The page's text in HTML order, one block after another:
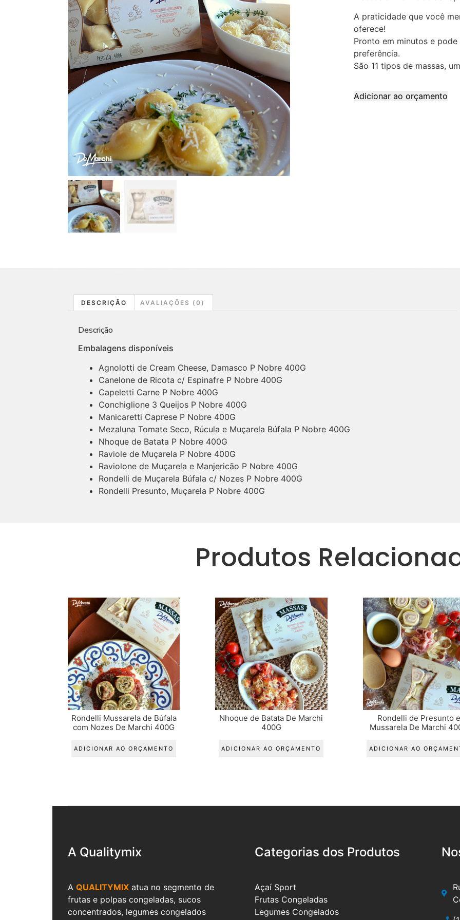
A praticidade que você
oferece!
Pronto em minutos e
preferência.
São 11 tipos de massas,
Adicionar ao orçamento
DESCRIÇÃO AVALIAÇÕES (0)
Descrição
Embalagens disponíveis
Agnolotti de Cream Cheese, Damasco P Nobre 400G
Canelone de Ricota c/ Espinafre P Nobre 400G
Capeletti Carne P Nobre 400G
Conchiglione 3 Queijos P Nobre 400G
Manicaretti Caprese P Nobre 400G
Mezaluna Tomate Seco, Rúcula e Muçarela Búfala P Nobre 400G
Nhoque de Batata P Nobre 400G
Raviole de Muçarela P Nobre 400G
Raviolone de Muçarela e Manjericão P Nobre 400G
Rondelli de Muçarela Búfala c/ Nozes P Nobre 400G
Rondelli Presunto, Muçarela P Nobre 400G
Produtos
Rondelli Mussarela de Búfala
com Nozes De Marchi 400G
ADICIONAR AO ORÇAMENTO
Nhoque de Batata De Marchi
400G
ADICIONAR AO ORÇAMENTO
Rondelli de Presunto e
Mussarela De Marchi
ADICIONAR AO
A Qualitymix
A QUALITYMIX atua no segmento de
frutas e polpas congeladas, sucos
concentrados, legumes congelados
Categorias dos Produtos
Açaí Sport
Frutas Congeladas
Legumes Congelados